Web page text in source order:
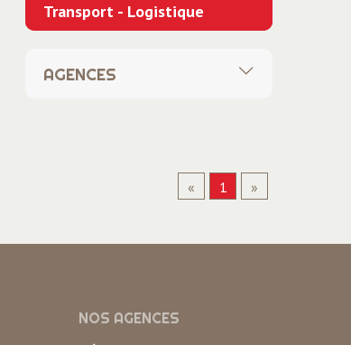
Transport - Logistique
AGENCES
ACE Grenoble
« 1 »
NOS AGENCES